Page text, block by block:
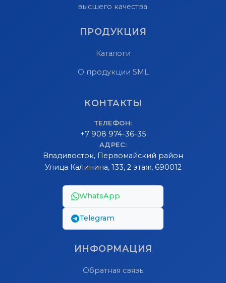
высшего качества.
ПРОДУКЦИЯ
Каталоги
О продукции SML
КОНТАКТЫ
ТЕЛЕФОН:
+7 908 974-36-35
АДРЕС:
Владивосток, Первомайский район
Улица Калинина, 133, 2 этаж, 690012
WhatsApp
Telegram
ИНФОРМАЦИЯ
Обратная связь